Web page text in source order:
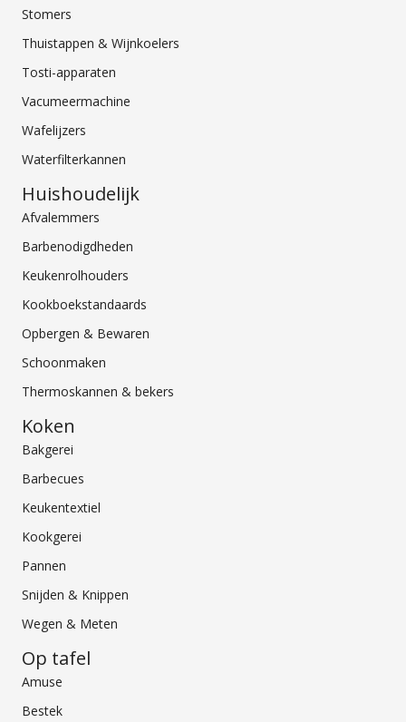
Stomers
Thuistappen & Wijnkoelers
Tosti-apparaten
Vacumeermachine
Wafelijzers
Waterfilterkannen
Huishoudelijk
Afvalemmers
Barbenodigdheden
Keukenrolhouders
Kookboekstandaards
Opbergen & Bewaren
Schoonmaken
Thermoskannen & bekers
Koken
Bakgerei
Barbecues
Keukentextiel
Kookgerei
Pannen
Snijden & Knippen
Wegen & Meten
Op tafel
Amuse
Bestek